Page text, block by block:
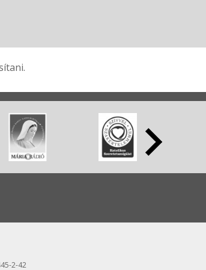
2-42